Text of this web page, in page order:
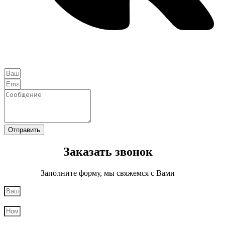
Отправить
Заказать звонок
Заполните форму, мы свяжемся с Вами